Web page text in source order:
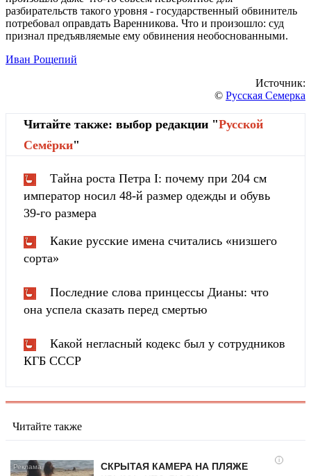
разбирательств такого уровня - государственный обвинитель
потребовал оправдать Варенникова. Что и произошло: суд
признал предъявляемые ему обвинения необоснованными.
Иван Рощепий
Источник:
© Русская Семерка
Читайте также: выбор редакции "Русской
Cемёрки"
Тайна роста Петра I: почему при 204 см
император носил 48-й размер одежды и обувь
39-го размера
Какие русские имена считались «низшего
сорта»
Последние слова принцессы Дианы: что
она успела сказать перед смертью
Какой негласный кодекс был у сотрудников
КГБ СССР
Читайте также
i
СКРЫТАЯ КАМЕРА НА ПЛЯЖЕ